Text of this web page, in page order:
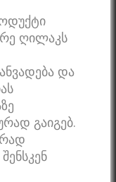
ღილაკს
და
გაიგებ.